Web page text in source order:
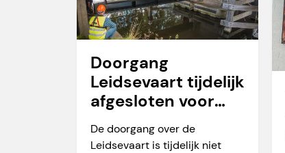
Doorgang
Leidsevaart tijdelijk
afgesloten voor
vaarverkeer
De doorgang over de
Leidsevaart is tijdelijk niet